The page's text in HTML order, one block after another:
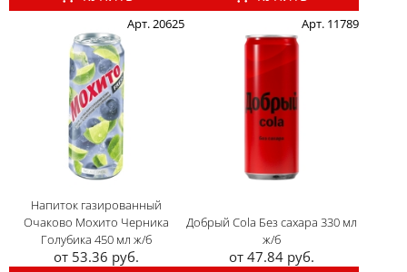
Арт. 20625
Напиток газированный
Очаково Мохито Черника
Голубика 450 мл ж/б
от 53.36 руб.
Арт. 11789
Добрый Cola Без сахара 330 мл
ж/б
от 47.84 руб.